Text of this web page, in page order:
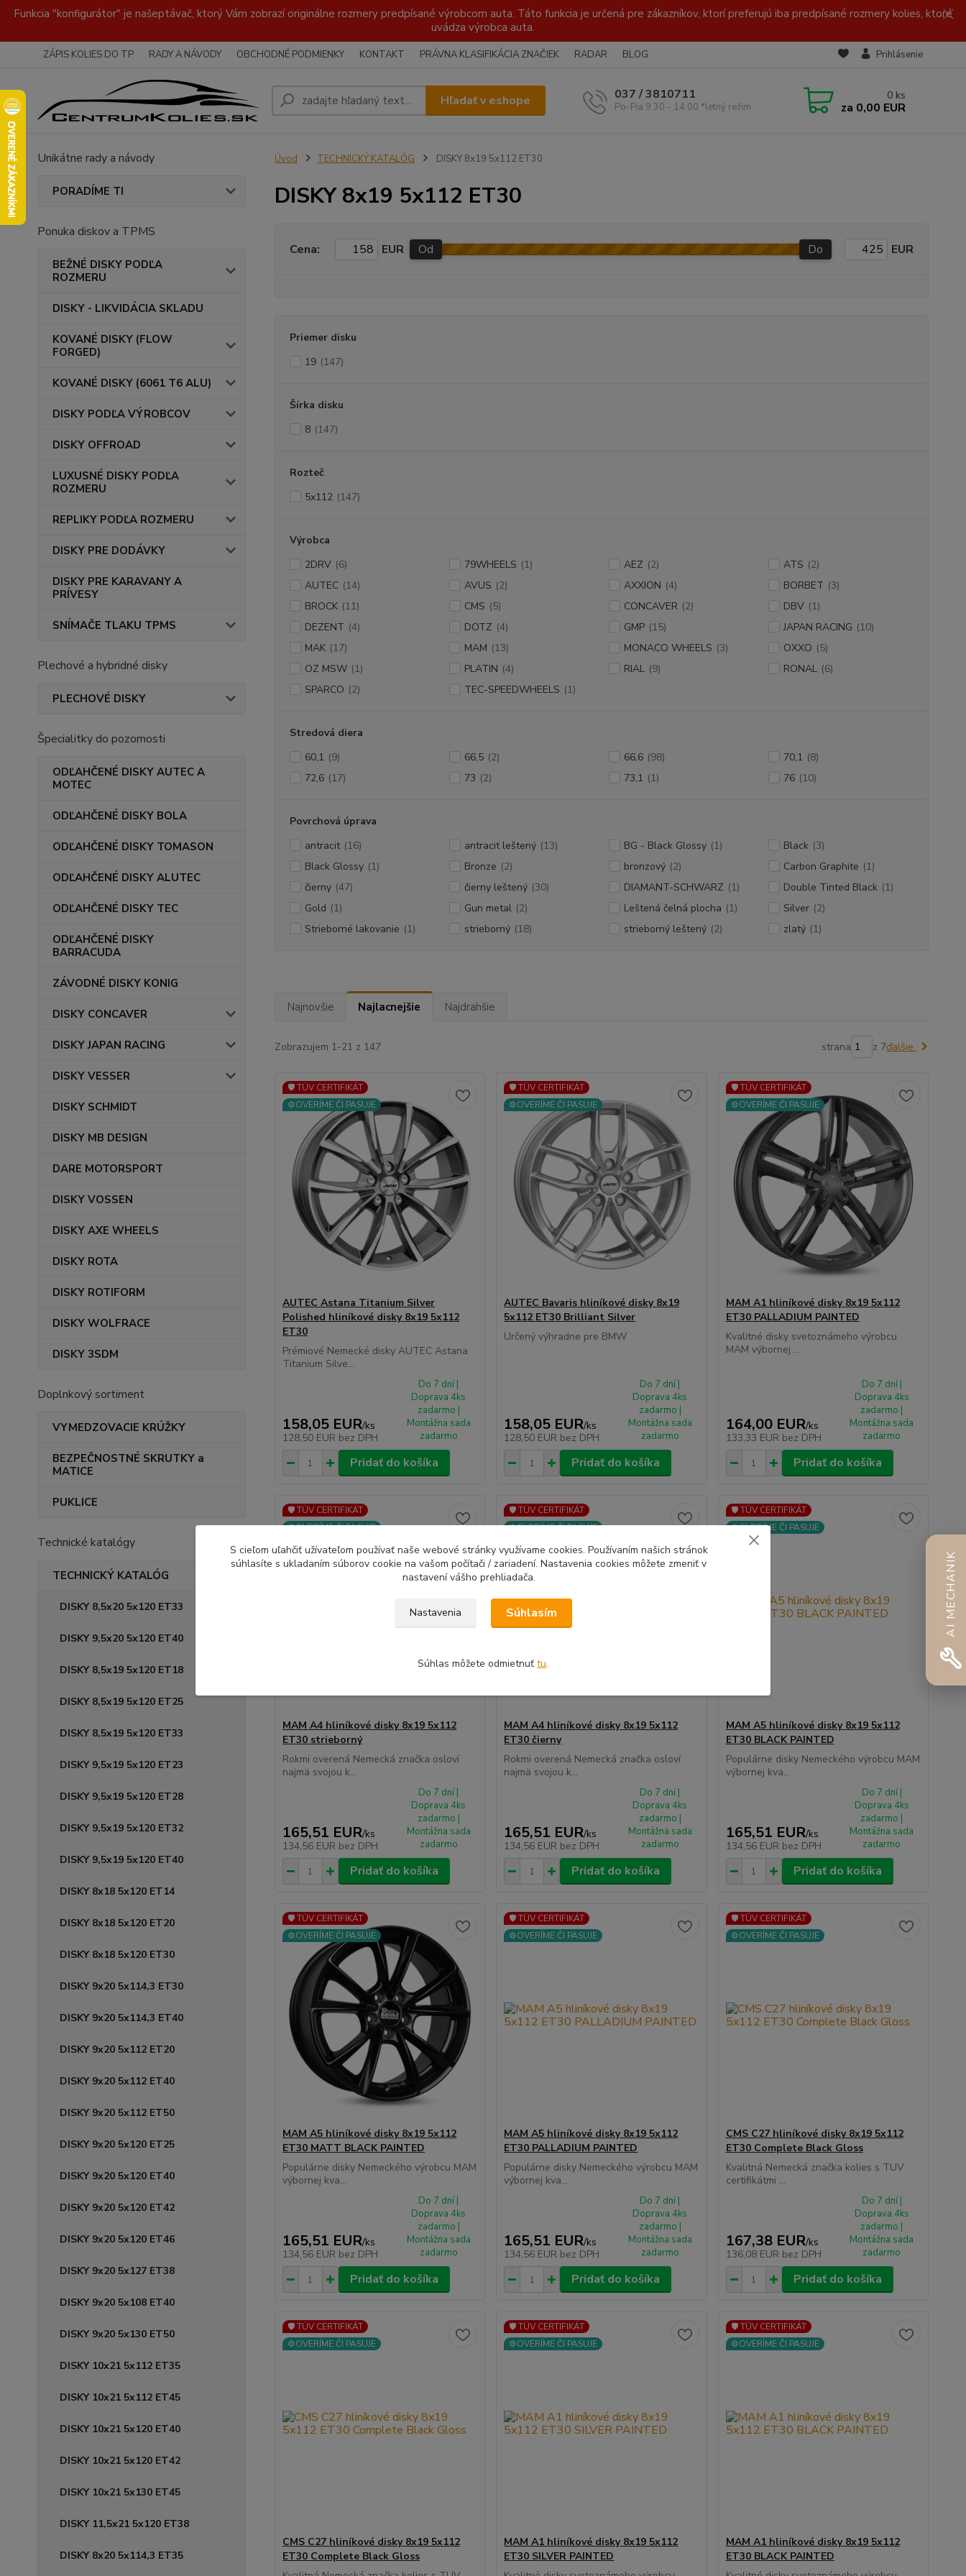
Funkcia "konfigurátor" je našeptávač, ktorý Vám zobrazí originálne rozmery predpísané výrobcom auta. Táto funkcia je určená pre zákazníkov, ktorí preferujú iba predpísané rozmery kolies, ktoré
uvádza výrobca auta.
ZÁPIS KOLIES DO TP RADY A NÁVODY OBCHODNÉ PODMIENKY KONTAKT PRÁVNA KLASIFIKÁCIA ZNAČIEK RADAR BLOG Prihlásenie
Hľadať v eshope 037 / 3810711
Po-Pia 9.30 - 14.00 *letný režim
0 ks
za 0,00 EUR
Unikátne rady a návody
PORADÍME TI
Ponuka diskov a TPMS
BEŽNÉ DISKY PODĽA
ROZMERU
DISKY - LIKVIDÁCIA SKLADU
KOVANÉ DISKY (FLOW
FORGED)
KOVANÉ DISKY (6061 T6 ALU)
DISKY PODĽA VÝROBCOV
DISKY OFFROAD
LUXUSNÉ DISKY PODĽA
ROZMERU
REPLIKY PODĽA ROZMERU
DISKY PRE DODÁVKY
DISKY PRE KARAVANY A
PRÍVESY
SNÍMAČE TLAKU TPMS
Plechové a hybridné disky
PLECHOVÉ DISKY
Špecialitky do pozornosti
ODĽAHČENÉ DISKY AUTEC A
MOTEC
ODĽAHČENÉ DISKY BOLA
ODĽAHČENÉ DISKY TOMASON
ODĽAHČENÉ DISKY ALUTEC
ODĽAHČENÉ DISKY TEC
ODĽAHČENÉ DISKY
BARRACUDA
ZÁVODNÉ DISKY KONIG
DISKY CONCAVER
DISKY JAPAN RACING
DISKY VESSER
DISKY SCHMIDT
DISKY MB DESIGN
DARE MOTORSPORT
DISKY VOSSEN
DISKY AXE WHEELS
DISKY ROTA
DISKY ROTIFORM
DISKY WOLFRACE
DISKY 3SDM
Doplnkový sortiment
VYMEDZOVACIE KRÚŽKY
BEZPEČNOSTNÉ SKRUTKY a
MATICE
PUKLICE
Technické katalógy
TECHNICKÝ KATALÓG
DISKY 8,5x20 5x120 ET33
DISKY 9,5x20 5x120 ET40
DISKY 8,5x19 5x120 ET18
DISKY 8,5x19 5x120 ET25
DISKY 8,5x19 5x120 ET33
DISKY 9,5x19 5x120 ET23
DISKY 9,5x19 5x120 ET28
DISKY 9,5x19 5x120 ET32
DISKY 9,5x19 5x120 ET40
DISKY 8x18 5x120 ET14
DISKY 8x18 5x120 ET20
DISKY 8x18 5x120 ET30
DISKY 9x20 5x114,3 ET30
DISKY 9x20 5x114,3 ET40
DISKY 9x20 5x112 ET20
DISKY 9x20 5x112 ET40
DISKY 9x20 5x112 ET50
DISKY 9x20 5x120 ET25
DISKY 9x20 5x120 ET40
DISKY 9x20 5x120 ET42
DISKY 9x20 5x120 ET46
DISKY 9x20 5x127 ET38
DISKY 9x20 5x108 ET40
DISKY 9x20 5x130 ET50
DISKY 10x21 5x112 ET35
DISKY 10x21 5x112 ET45
DISKY 10x21 5x120 ET40
DISKY 10x21 5x120 ET42
DISKY 10x21 5x130 ET45
DISKY 11,5x21 5x120 ET38
DISKY 8x20 5x114,3 ET35
Úvod TECHNICKÝ KATALÓG DISKY 8x19 5x112 ET30
DISKY 8x19 5x112 ET30
Cena: EUR Od Do EUR
Priemer disku
19 (147)
Šírka disku
8 (147)
Rozteč
5x112 (147)
Výrobca
2DRV (6) 79WHEELS (1) AEZ (2) ATS (2)
AUTEC (14) AVUS (2) AXXION (4) BORBET (3)
BROCK (11) CMS (5) CONCAVER (2) DBV (1)
DEZENT (4) DOTZ (4) GMP (15) JAPAN RACING (10)
MAK (17) MAM (13) MONACO WHEELS (3) OXXO (5)
OZ MSW (1) PLATIN (4) RIAL (9) RONAL (6)
SPARCO (2) TEC-SPEEDWHEELS (1)
Stredová diera
60,1 (9) 66,5 (2) 66,6 (98) 70,1 (8)
72,6 (17) 73 (2) 73,1 (1) 76 (10)
Povrchová úprava
antracit (16) antracit leštený (13) BG - Black Glossy (1) Black (3)
Black Glossy (1) Bronze (2) bronzový (2) Carbon Graphite (1)
čierny (47) čierny leštený (30) DIAMANT-SCHWARZ (1) Double Tinted Black (1)
Gold (1) Gun metal (2) Leštená čelná plocha (1) Silver (2)
Strieborné lakovanie (1) strieborný (18) strieborný leštený (2) zlatý (1)
Najnovšie Najlacnejšie Najdrahšie
Zobrazujem 1-21 z 147 strana z 7ďalšie
🛡️ TÜV CERTIFIKÁT
⚙️OVERÍME ČI PASUJE
AUTEC Astana Titanium Silver
Polished hliníkové disky 8x19 5x112
ET30
Prémiové Nemecké disky AUTEC Astana
Titanium Silve...
158,05 EUR/ks
128,50 EUR bez DPH
Do 7 dní |
Doprava 4ks
zadarmo |
Montážna sada
zadarmo
Pridať do košíka
🛡️ TÜV CERTIFIKÁT
⚙️OVERÍME ČI PASUJE
AUTEC Bavaris hliníkové disky 8x19
5x112 ET30 Brilliant Silver
Určený výhradne pre BMW
158,05 EUR/ks
128,50 EUR bez DPH
Do 7 dní |
Doprava 4ks
zadarmo |
Montážna sada
zadarmo
Pridať do košíka
🛡️ TÜV CERTIFIKÁT
⚙️OVERÍME ČI PASUJE
MAM A1 hliníkové disky 8x19 5x112
ET30 PALLADIUM PAINTED
Kvalitné disky svetoznámeho výrobcu
MAM výbornej ...
164,00 EUR/ks
133,33 EUR bez DPH
Do 7 dní |
Doprava 4ks
zadarmo |
Montážna sada
zadarmo
Pridať do košíka
🛡️ TÜV CERTIFIKÁT
⚙️OVERÍME ČI PASUJE
MAM A4 hliníkové disky 8x19 5x112
ET30 strieborný
Rokmi overená Nemecká značka osloví
najmä svojou k...
165,51 EUR/ks
134,56 EUR bez DPH
Do 7 dní |
Doprava 4ks
zadarmo |
Montážna sada
zadarmo
Pridať do košíka
🛡️ TÜV CERTIFIKÁT
⚙️OVERÍME ČI PASUJE
MAM A4 hliníkové disky 8x19 5x112
ET30 čierny
Rokmi overená Nemecká značka osloví
najmä svojou k...
165,51 EUR/ks
134,56 EUR bez DPH
Do 7 dní |
Doprava 4ks
zadarmo |
Montážna sada
zadarmo
Pridať do košíka
🛡️ TÜV CERTIFIKÁT
⚙️OVERÍME ČI PASUJE
MAM A5 hliníkové disky 8x19 5x112
ET30 BLACK PAINTED
Populárne disky Nemeckého výrobcu MAM
výbornej kva...
165,51 EUR/ks
134,56 EUR bez DPH
Do 7 dní |
Doprava 4ks
zadarmo |
Montážna sada
zadarmo
Pridať do košíka
🛡️ TÜV CERTIFIKÁT
⚙️OVERÍME ČI PASUJE
MAM A5 hliníkové disky 8x19 5x112
ET30 MATT BLACK PAINTED
Populárne disky Nemeckého výrobcu MAM
výbornej kva...
165,51 EUR/ks
134,56 EUR bez DPH
Do 7 dní |
Doprava 4ks
zadarmo |
Montážna sada
zadarmo
Pridať do košíka
🛡️ TÜV CERTIFIKÁT
⚙️OVERÍME ČI PASUJE
MAM A5 hliníkové disky 8x19 5x112
ET30 PALLADIUM PAINTED
Populárne disky Nemeckého výrobcu MAM
výbornej kva...
165,51 EUR/ks
134,56 EUR bez DPH
Do 7 dní |
Doprava 4ks
zadarmo |
Montážna sada
zadarmo
Pridať do košíka
🛡️ TÜV CERTIFIKÁT
⚙️OVERÍME ČI PASUJE
CMS C27 hliníkové disky 8x19 5x112
ET30 Complete Black Gloss
Kvalitná Nemecká značka kolies s TUV
certifikátmi ...
167,38 EUR/ks
136,08 EUR bez DPH
Do 7 dní |
Doprava 4ks
zadarmo |
Montážna sada
zadarmo
Pridať do košíka
🛡️ TÜV CERTIFIKÁT
⚙️OVERÍME ČI PASUJE
CMS C27 hliníkové disky 8x19 5x112
ET30 Complete Black Gloss
🛡️ TÜV CERTIFIKÁT
⚙️OVERÍME ČI PASUJE
MAM A1 hliníkové disky 8x19 5x112
ET30 SILVER PAINTED
🛡️ TÜV CERTIFIKÁT
⚙️OVERÍME ČI PASUJE
MAM A1 hliníkové disky 8x19 5x112
ET30 BLACK PAINTED
AI MECHANIK
S cieľom uľahčiť užívateľom používať naše webové stránky využívame cookies. Používaním našich stránok
súhlasíte s ukladaním súborov cookie na vašom počítači / zariadení. Nastavenia cookies môžete zmeniť v
nastavení vášho prehliadača.
Nastavenia Súhlasím
Súhlas môžete odmietnuť tu.